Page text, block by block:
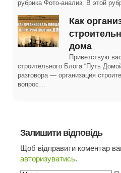
рубрика Фото-анализ. В этой
Как
дома
Приветствую
строительного Блога “Путь
разговора — организация
вопрос…
Залишити відповідь
Щоб відправити коментар
авторизуватись.